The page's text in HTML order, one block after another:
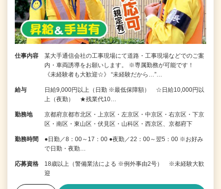
仕事内容
某大手通信会社の工事現場にて道路・工事現場などでのご案
内・車両誘導をお願いします。 ※専属勤務が可能です！
《未経験者も大歓迎☆》 “未経験だから…”…
給与
日給9,000円以上（日勤 ※最低保障額） ☆日給10,000円以
上（夜勤） ★残業代10…
勤務地
京都府京都市北区・上京区・左京区・中京区・右京区・下京
区・南区・東山区・伏見区・山科区・西京区、京都府下
勤務時間
●日勤／8：00～17：00 ●夜勤／22：00～翌5：00 ※お好み
で日勤・夜勤…
応募資格
18歳以上（警備業法による ※例外事由2号） ※未経験大歓
迎